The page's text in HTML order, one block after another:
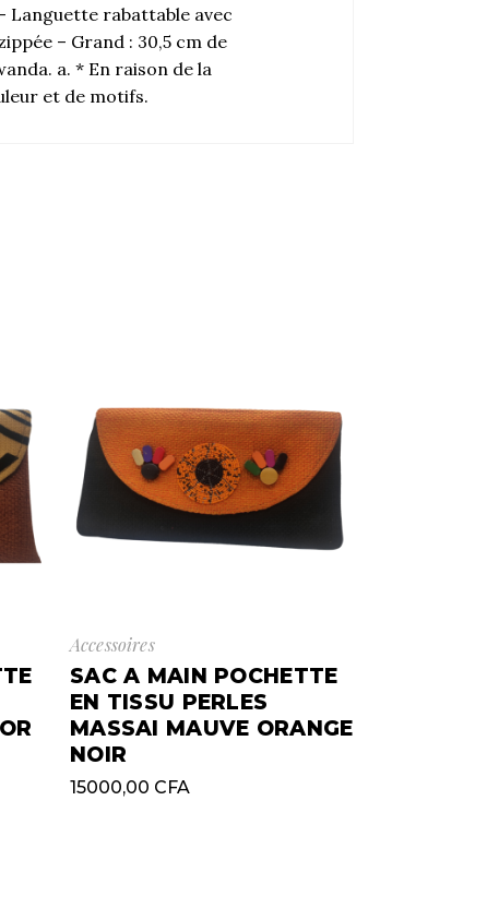
Languette rabattable avec
– Grand : 30,5 cm de
a. * En raison de la
et de motifs.
Accessoires
SAC A MAIN POCHETTE
EN TISSU PERLES
MASSAI MAUVE ORANGE
NOIR
15000,00 CFA